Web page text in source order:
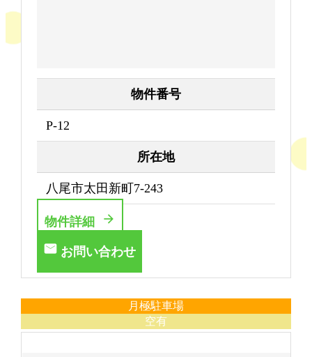
物件番号
P-12
所在地
八尾市太田新町7-243
物件詳細
お問い合わせ
月極駐車場
空有